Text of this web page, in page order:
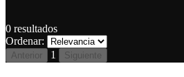
0 resultados
Ordenar:
Anterior 1 Siguiente